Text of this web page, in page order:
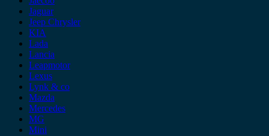
Jaguar
Jeep Chrysler
KIA
Lada
Lancia
Leapmotor
Lexus
Lynk & co
Mazda
Mercedes
MG
Mini